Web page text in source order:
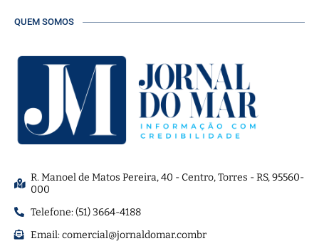
QUEM SOMOS
R. Manoel de Matos Pereira, 40 - Centro, Torres - RS, 95560-
000
Telefone: (51) 3664-4188
Email:comercial@jornaldomar.combr